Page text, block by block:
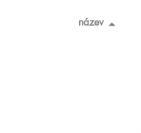
název